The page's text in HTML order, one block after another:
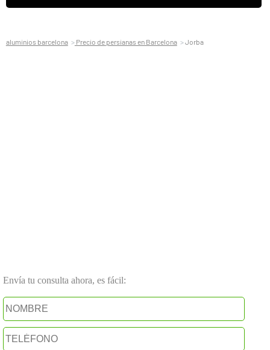
aluminios barcelona Precio de persianas en Barcelona Jorba
Envía tu consulta ahora, es fácil: